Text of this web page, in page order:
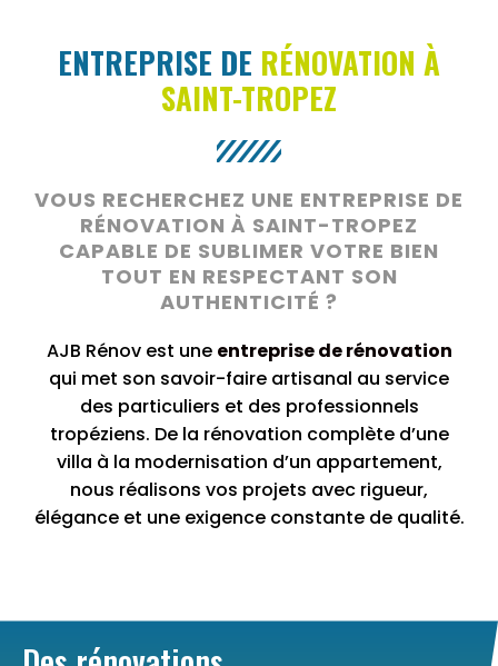
ENTREPRISE DE RÉNOVATION À
SAINT-TROPEZ
VOUS RECHERCHEZ UNE ENTREPRISE DE
RÉNOVATION À SAINT-TROPEZ
CAPABLE DE SUBLIMER VOTRE BIEN
TOUT EN RESPECTANT SON
AUTHENTICITÉ ?
AJB Rénov est une entreprise de rénovation
qui met son savoir-faire artisanal au service
des particuliers et des professionnels
tropéziens. De la rénovation complète d’une
villa à la modernisation d’un appartement,
nous réalisons vos projets avec rigueur,
élégance et une exigence constante de qualité.